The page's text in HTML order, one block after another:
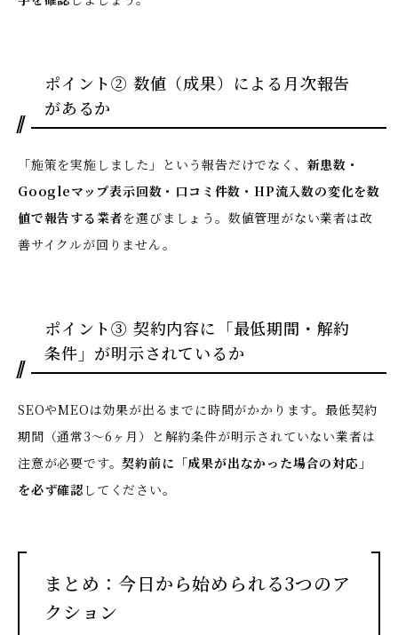
ポイント② 数値（成果）による月次報告
があるか
「施策を実施しました」という報告だけでなく、 新患数・
Googleマップ表示回数・口コミ件数・HP流入数の変化を数
値で報告する業者を選びましょう。数値管理がない業者は改
善サイクルが回りません。
ポイント③ 契約内容に「最低期間・解約
条件」が明示されているか
SEOやMEOは効果が出るまでに時間がかかります。最低契約
期間（通常3〜6ヶ月）と解約条件が明示されていない業者は
注意が必要です。契約前に「成果が出なかった場合の対応」
を必ず確認 してください。
まとめ：今日から始められる3つのア
クション